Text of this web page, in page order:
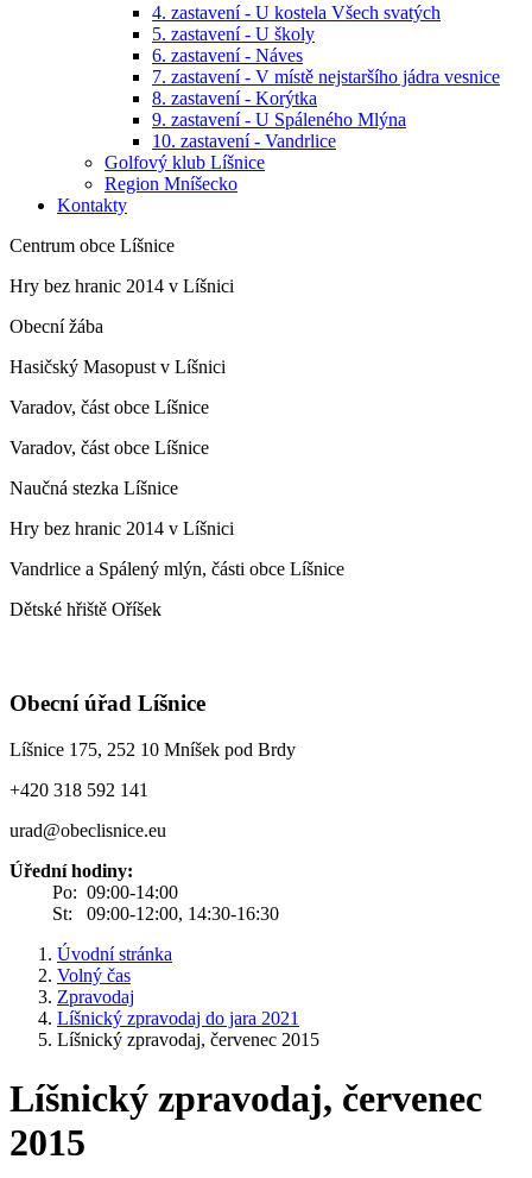
4. zastavení - U kostela Všech svatých
5. zastavení - U školy
6. zastavení - Náves
7. zastavení - V místě nejstaršího jádra vesnice
8. zastavení - Korýtka
9. zastavení - U Spáleného Mlýna
10. zastavení - Vandrlice
Golfový klub Líšnice
Region Mníšecko
Kontakty
Centrum obce Líšnice
Hry bez hranic 2014 v Líšnici
Obecní žába
Hasičský Masopust v Líšnici
Varadov, část obce Líšnice
Varadov, část obce Líšnice
Naučná stezka Líšnice
Hry bez hranic 2014 v Líšnici
Vandrlice a Spálený mlýn, části obce Líšnice
Dětské hřiště Oříšek
Obecní úřad Líšnice
Líšnice 175, 252 10 Mníšek pod Brdy
+420 318 592 141
urad@obeclisnice.eu
Úřední hodiny:
Po: 09:00-14:00
St: 09:00-12:00, 14:30-16:30
Úvodní stránka
Volný čas
Zpravodaj
Líšnický zpravodaj do jara 2021
Líšnický zpravodaj, červenec 2015
Líšnický zpravodaj, červenec
2015